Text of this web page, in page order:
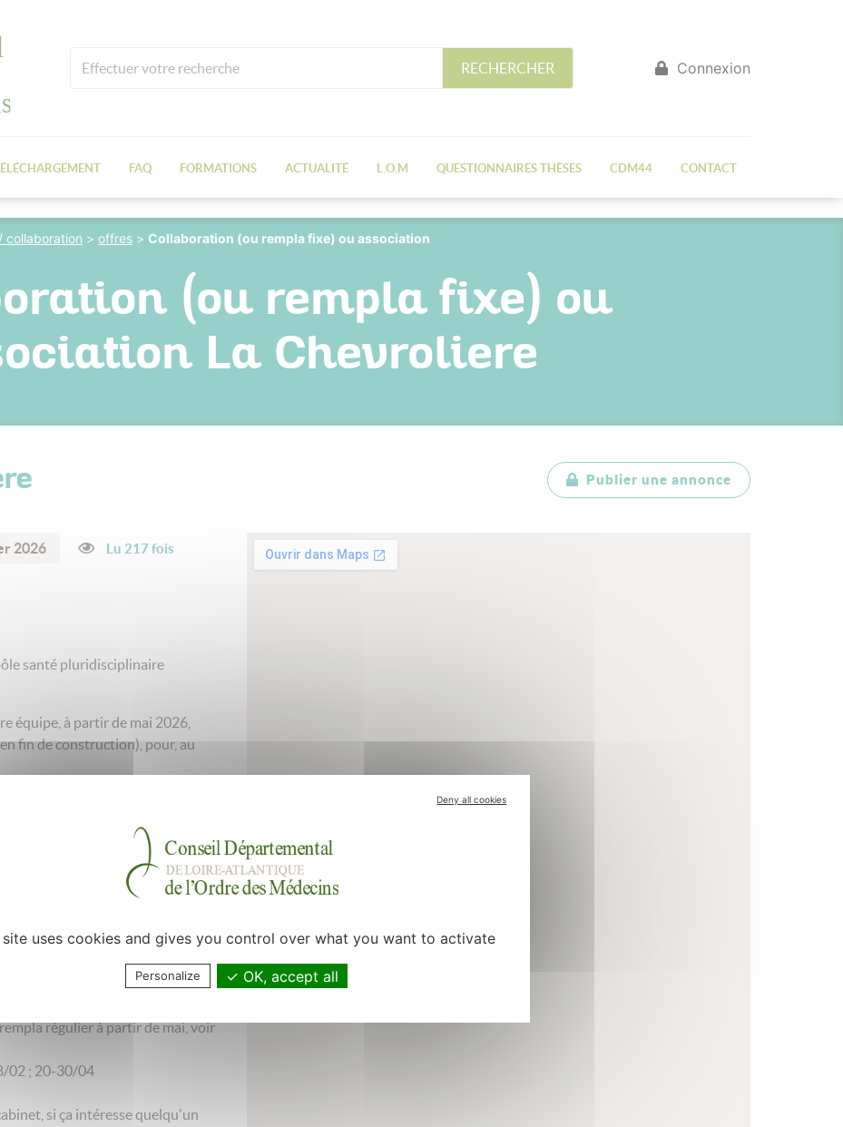
RECHERCHER Connexion
FAQ FORMATIONS ACTUALITÉ L.O.M QUESTIONNAIRES THÈSES CDM44 CONTACT
collaboration > offres > Collaboration (ou rempla fixe) ou association
(ou rempla fixe) ou
La Chevroliere
Publier une annonce
2026 Lu 217 fois
santé pluridisciplinaire
équipe, à partir de mai 2026,
fin de construction), pour, au
/jeudi/vendredi (+1 samedi
pour accueillir qqun qui
) ), super entente, on bosse
bosse avec les ide,
pôle) et kiné. Logiciel weda.
pour apprendre à se
régulier à partir de mai, voir
02 ; 20-30/04
si ça intéresse quelqu'un
Deny all cookies
site uses cookies and gives you control over what you want to activate
Personalize OK, accept all